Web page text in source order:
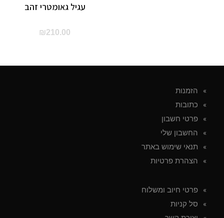
עגיל גאומטרי זהב
₪210.00
הזמנות
כתובות
פרטי חשבון
החשבון שלי
תנאי שימוש באתר
הצהרת פרטיות
פרטי חיוב ומשלוח
סל קניות